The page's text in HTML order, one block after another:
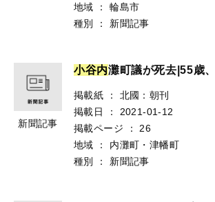
地域
：
輪島市
種別
： 新聞記事
新聞記事
小谷内灘町議が死去|55歳
掲載紙 ：
北國：朝刊
掲載日
：
2021-01-12
掲載ページ
：
26
地域
：
内灘町・津幡町
種別
： 新聞記事